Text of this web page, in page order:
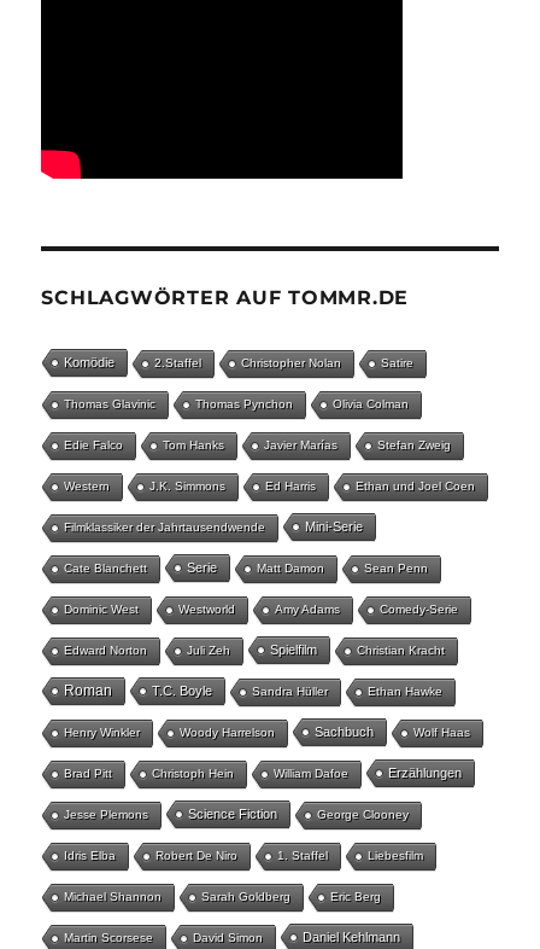
SCHLAGWÖRTER AUF TOMMR.DE
Komödie 2.Staffel Christopher Nolan Satire
Thomas Glavinic Thomas Pynchon Olivia Colman
Edie Falco Tom Hanks Javier Marías Stefan Zweig
Western J.K. Simmons Ed Harris Ethan und Joel Coen
Filmklassiker der Jahrtausendwende Mini-Serie
Cate Blanchett Serie Matt Damon Sean Penn
Dominic West Westworld Amy Adams Comedy-Serie
Edward Norton Juli Zeh Spielfilm Christian Kracht
Roman T.C. Boyle Sandra Hüller Ethan Hawke
Henry Winkler Woody Harrelson Sachbuch Wolf Haas
Brad Pitt Christoph Hein William Dafoe Erzählungen
Jesse Plemons Science Fiction George Clooney
Idris Elba Robert De Niro 1. Staffel Liebesfilm
Michael Shannon Sarah Goldberg Eric Berg
Martin Scorsese David Simon Daniel Kehlmann